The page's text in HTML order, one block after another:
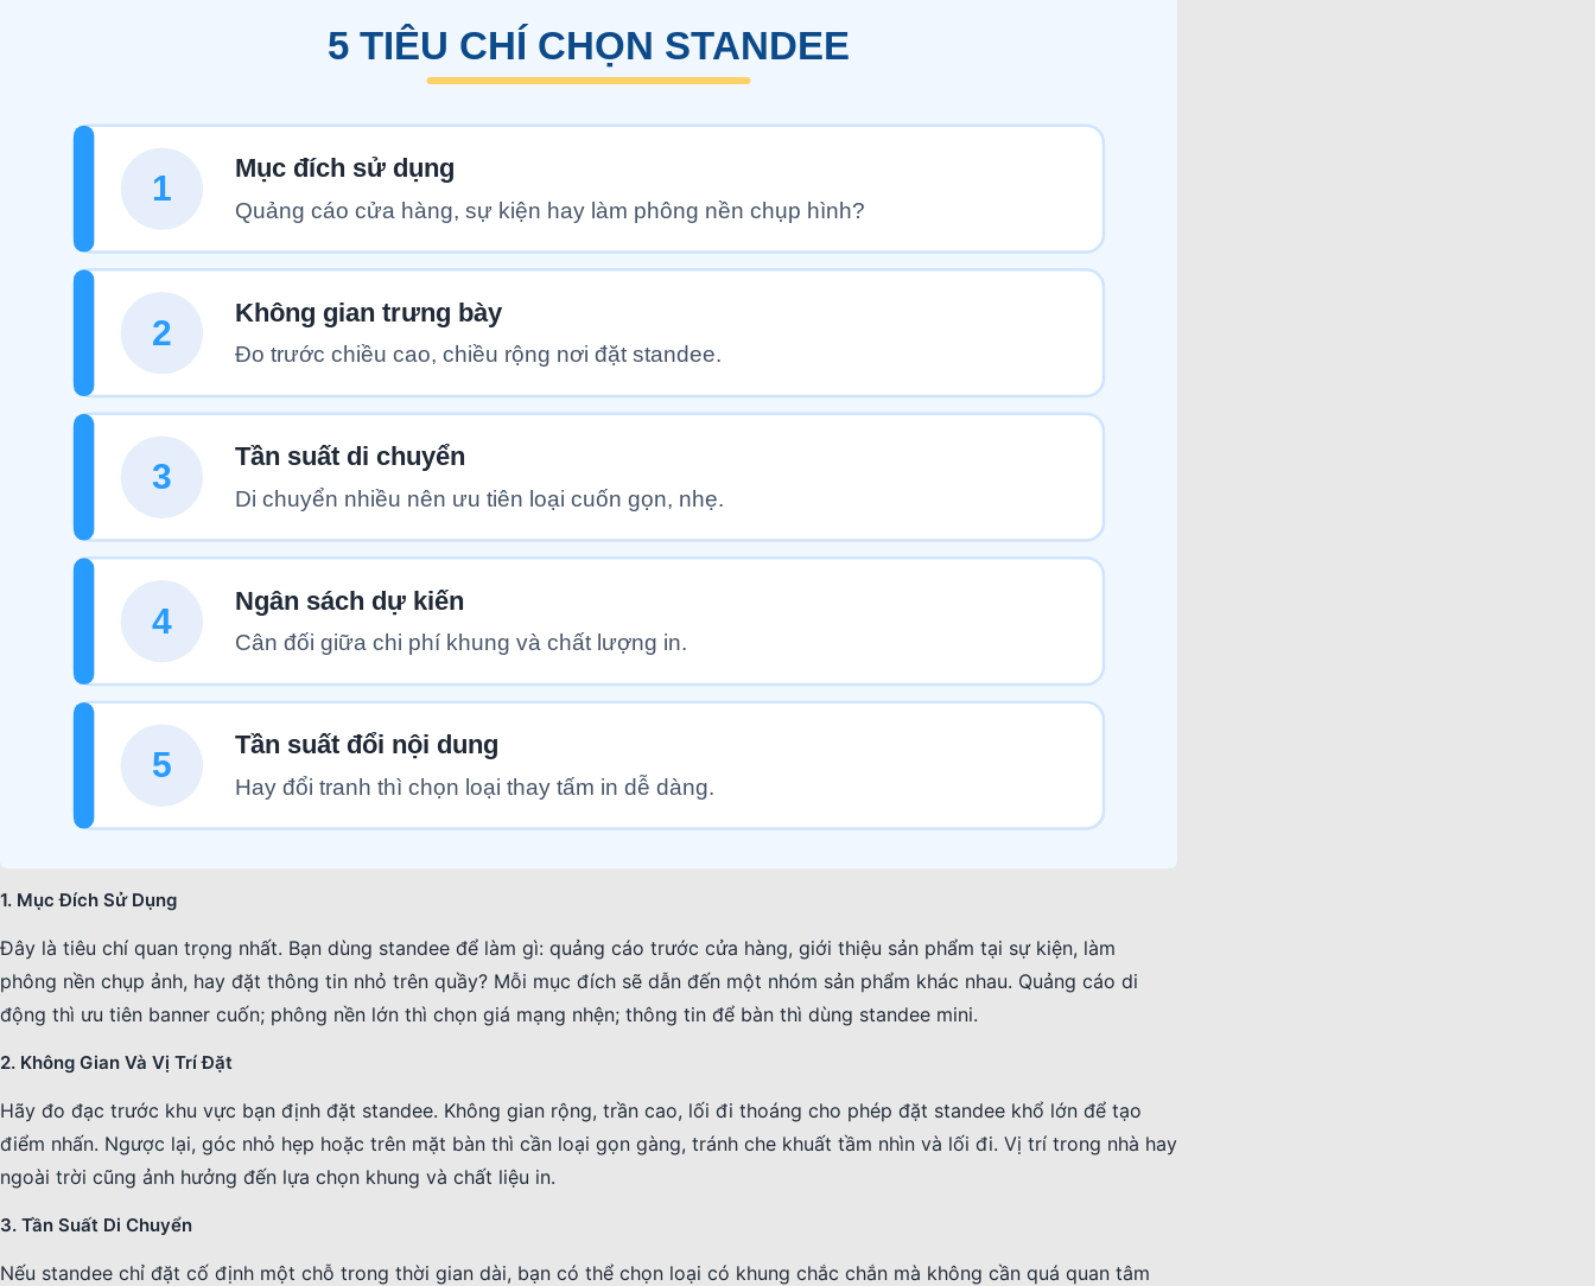
1. Mục Đích Sử Dụng
Đây là tiêu chí quan trọng nhất. Bạn dùng standee để làm gì: quảng cáo trước cửa hàng, giới thiệu sản phẩm tại sự kiện, làm
phông nền chụp ảnh, hay đặt thông tin nhỏ trên quầy? Mỗi mục đích sẽ dẫn đến một nhóm sản phẩm khác nhau. Quảng cáo di
động thì ưu tiên banner cuốn; phông nền lớn thì chọn giá mạng nhện; thông tin để bàn thì dùng standee mini.
2. Không Gian Và Vị Trí Đặt
Hãy đo đạc trước khu vực bạn định đặt standee. Không gian rộng, trần cao, lối đi thoáng cho phép đặt standee khổ lớn để tạo
điểm nhấn. Ngược lại, góc nhỏ hẹp hoặc trên mặt bàn thì cần loại gọn gàng, tránh che khuất tầm nhìn và lối đi. Vị trí trong nhà hay
ngoài trời cũng ảnh hưởng đến lựa chọn khung và chất liệu in.
3. Tần Suất Di Chuyển
Nếu standee chỉ đặt cố định một chỗ trong thời gian dài, bạn có thể chọn loại có khung chắc chắn mà không cần quá quan tâm